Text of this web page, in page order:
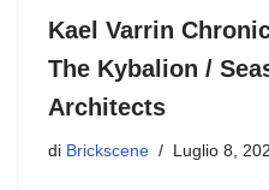
Kael Varrin
The Kybalion /
Architects
di Brickscene Luglio 8,